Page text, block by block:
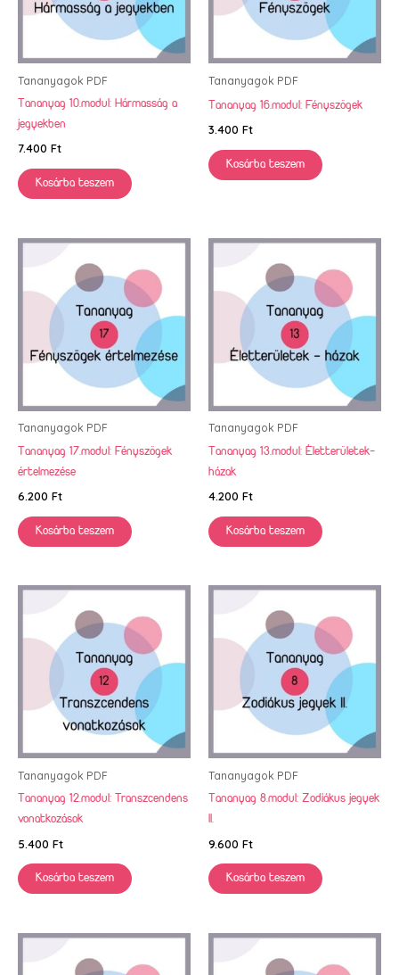
Tananyagok PDF
Tananyag 10.modul: Hármasság a
jegyekben
7.400 Ft
Kosárba teszem
Tananyagok PDF
Tananyag 16.modul: Fényszögek
3.400 Ft
Kosárba teszem
Tananyagok PDF
Tananyag 17.modul: Fényszögek
értelmezése
6.200 Ft
Kosárba teszem
Tananyagok PDF
Tananyag 13.modul: Életterületek-
házak
4.200 Ft
Kosárba teszem
Tananyagok PDF
Tananyag 12.modul: Transzcendens
vonatkozások
5.400 Ft
Kosárba teszem
Tananyagok PDF
Tananyag 8.modul: Zodiákus jegyek
II.
9.600 Ft
Kosárba teszem